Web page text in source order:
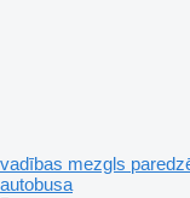
vadības mezgls
autobusa